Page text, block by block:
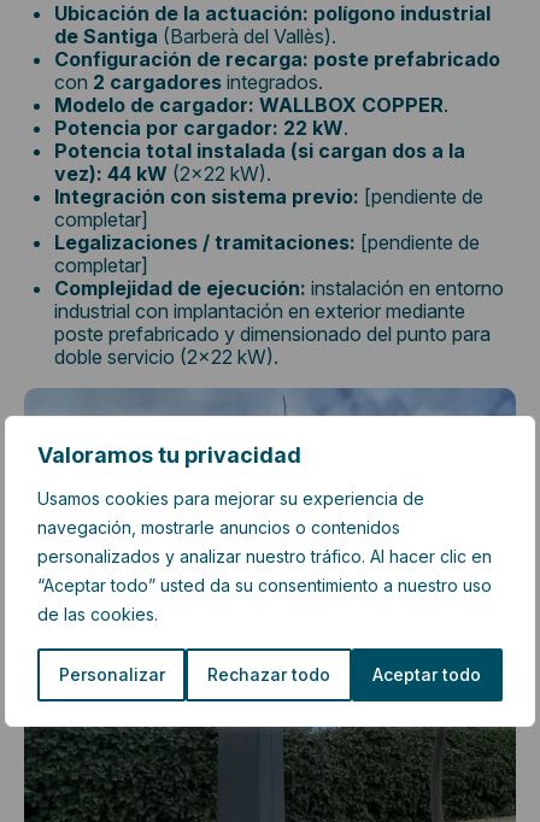
Valoramos tu privacidad
Usamos cookies para mejorar su experiencia de
navegación, mostrarle anuncios o contenidos
personalizados y analizar nuestro tráfico. Al hacer clic en
“Aceptar todo” usted da su consentimiento a nuestro uso
de las cookies.
Personalizar Rechazar todo Aceptar todo
Ubicación de la actuación: polígono industrial
de Santiga (Barberà del Vallès).
Configuración de recarga: poste prefabricado
con 2 cargadores integrados.
Modelo de cargador: WALLBOX COPPER.
Potencia por cargador: 22 kW.
Potencia total instalada (si cargan dos a la
vez): 44 kW (2×22 kW).
Integración con sistema previo: [pendiente de
completar]
Legalizaciones / tramitaciones: [pendiente de
completar]
Complejidad de ejecución: instalación en entorno
industrial con implantación en exterior mediante
poste prefabricado y dimensionado del punto para
doble servicio (2×22 kW).